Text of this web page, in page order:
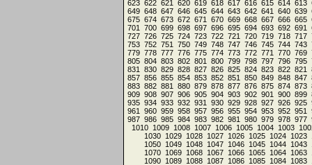
613
614
615
616
617
618
619
620
621
622
623
639
640
641
642
643
644
645
646
647
648
649
665
666
667
668
669
670
671
672
673
674
675
691
692
693
694
695
696
697
698
699
700
701
717
718
719
720
721
722
723
724
725
726
727
743
744
745
746
747
748
749
750
751
752
753
769
770
771
772
773
774
775
776
777
778
779
795
796
797
798
799
800
801
802
803
804
805
821
822
823
824
825
826
827
828
829
830
831
847
848
849
850
851
852
853
854
855
856
857
873
874
875
876
877
878
879
880
881
882
883
899
900
901
902
903
904
905
906
907
908
909
925
926
927
928
929
930
931
932
933
934
935
951
952
953
954
955
956
957
958
959
960
961
977
978
979
980
981
982
983
984
985
986
987
1003
1004
1005
1006
1007
1008
1009
1010
1023
1024
1025
1026
1027
1028
1029
1030
1043
1044
1045
1046
1047
1048
1049
1050
1063
1064
1065
1066
1067
1068
1069
1070
1083
1084
1085
1086
1087
1088
1089
1090